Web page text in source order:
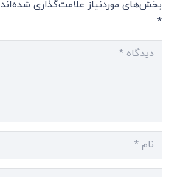
بخش‌های موردنیاز علامت‌گذاری شده‌اند
*